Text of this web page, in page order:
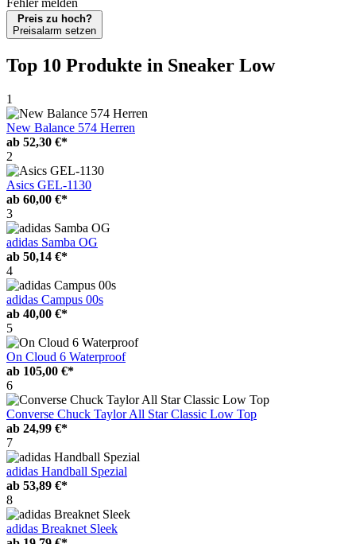
Preis zu hoch?
Preisalarm setzen
Top 10 Produkte in Sneaker Low
1
New Balance 574 Herren
ab 52,30 €*
2
Asics GEL-1130
ab 60,00 €*
3
adidas Samba OG
ab 50,14 €*
4
adidas Campus 00s
ab 40,00 €*
5
On Cloud 6 Waterproof
ab 105,00 €*
6
Converse Chuck Taylor All Star Classic Low Top
ab 24,99 €*
7
adidas Handball Spezial
ab 53,89 €*
8
adidas Breaknet Sleek